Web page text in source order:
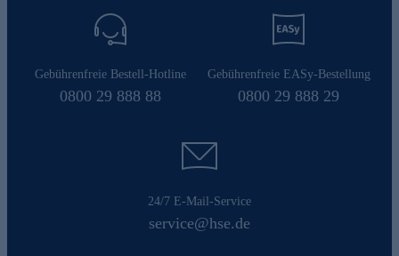
Gebührenfreie Bestell-Hotline
0800 29 888 88
Gebührenfreie EASy-Bestellung
0800 29 888 29
24/7 E-Mail-Service
service@hse.de